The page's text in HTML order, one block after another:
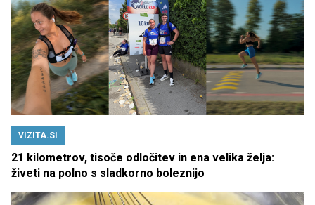
VIZITA.SI
21 kilometrov, tisoče odločitev in ena velika želja:
živeti na polno s sladkorno boleznijo